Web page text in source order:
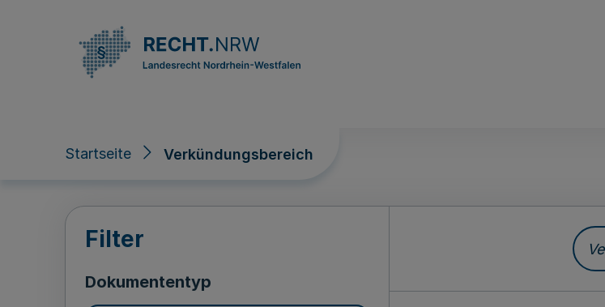
Startseite Verkündungsbereich
Verkündungsbereich
Filter
Dokumententyp